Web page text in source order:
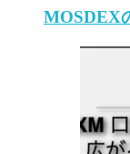
MOSDEX